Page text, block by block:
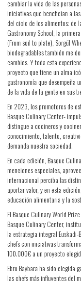
cambiar la vida de las
iniciativas que benefician a
del ciclo de los alimentos: de
Gastronomy School, la
(From soil to plate), Sorgül
biodegradables también me
cambios. Y toda esta
proyecto que tiene un alma
gastronomía que desempeña
de la vida de la gente en sus
En 2023, los promotores de
Basque Culinary Center-
distingue a cocineros y
conocimiento, talento,
demanda nuestra sociedad.
En cada edición, Basque
menciones especiales,
internacional perciba las
aportar valor, y en esta
educación alimentaria y la
El Basque Culinary World
Basque Culinary Center,
la estrategia integral
chefs con iniciativas
100.000€ a un proyecto
Ebru Baybara ha sido elegida
las chefs más influyentes del